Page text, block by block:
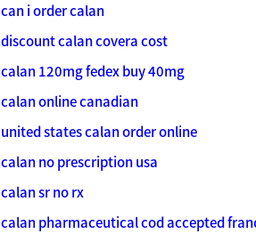
can i order calan
discount calan covera cost
calan 120mg fedex buy 40mg
calan online canadian
united states calan order online
calan no prescription usa
calan sr no rx
calan pharmaceutical cod accepted